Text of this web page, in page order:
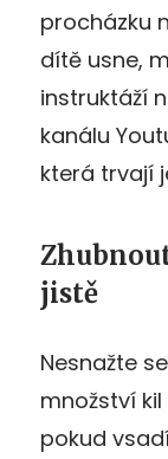
procházku
dítě usne,
instruktáží
kanálu
která trvají
jistě
Nesnažte
množství
pokud